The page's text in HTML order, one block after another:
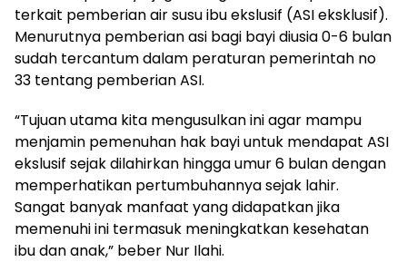
terkait pemberian air susu ibu ekslusif (ASI eksklusif).
Menurutnya pemberian asi bagi bayi diusia 0-6 bulan
sudah tercantum dalam peraturan pemerintah no
33 tentang pemberian ASI.
“Tujuan utama kita mengusulkan ini agar mampu
menjamin pemenuhan hak bayi untuk mendapat ASI
ekslusif sejak dilahirkan hingga umur 6 bulan dengan
memperhatikan pertumbuhannya sejak lahir.
Sangat banyak manfaat yang didapatkan jika
memenuhi ini termasuk meningkatkan kesehatan
ibu dan anak,” beber Nur Ilahi.